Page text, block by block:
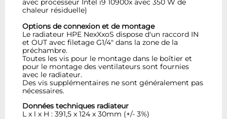
chaleur résiduelle)
Options de connexion et de montage
Le radiateur HPE NexXxoS dispose d'un raccord IN
et OUT avec filetage G1/4" dans la zone de la
préchambre.
Toutes les vis pour le montage dans le boîtier et
pour le montage des ventilateurs sont fournies
avec le radiateur.
Des vis supplémentaires ne sont généralement pas
nécessaires.
Données techniques radiateur
L x l x H : 391,5 x 124 x 30mm (+/- 3%)